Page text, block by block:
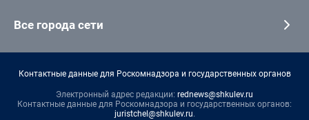
Все города сети
Контактные данные для Роскомнадзора и государственных органов
Электронный адрес редакции: rednews@shkulev.ru
Контактные данные для Роскомнадзора и государственных органов:
juristchel@shkulev.ru.